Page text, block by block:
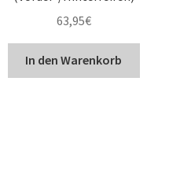
63,95€
In den Warenkorb